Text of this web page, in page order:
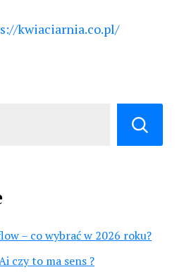
kwiaciarnia.co.pl/
– co wybrać w 2026 roku?
czy to ma sens ?